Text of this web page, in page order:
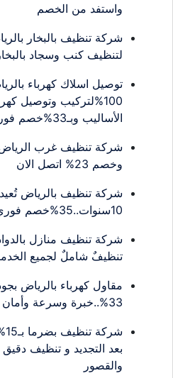
واستفد من الخصم
لتنظيف كنب وسجاد
توصيل اسلاك كهرباء
100%لتركيب وتوصيل
الأساليب وبـ33%خصم فوري
وخصم 23% اتصل الان
شركة تنظيف بالرياض
10سنوات..35%خصم فوري
تنظيفٌ شاملٌ لجميع
33%..خبرة وسرعة وأمان اتصل الان
بعد التجديد و تنظيف دقيق
والقصور